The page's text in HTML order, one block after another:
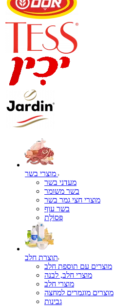
מעדני בשר
בשר משומר
מוצרי חצי גמר בשר
בשר עוף
פְּסוֹלֶת
תוצרת חלב
מוצרים עם תוספת חלב
מוצרי חלב, לבנה
מוצרי חלב
מוצרים מוגמרים למחצה
גבינות